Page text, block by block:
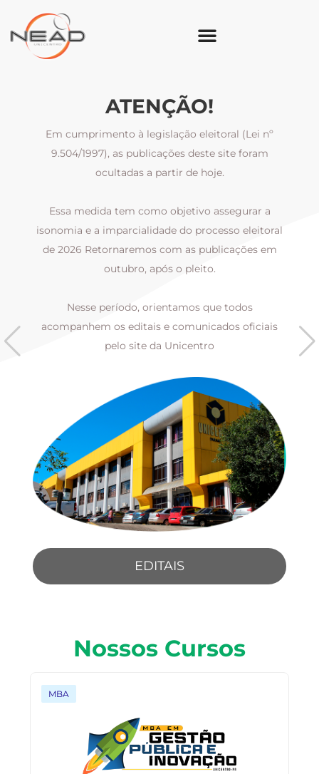
ATENÇÃO!
Em cumprimento à legislação eleitoral (Lei nº
9.504/1997), as publicações deste site foram
ocultadas a partir de hoje.
Essa medida tem como objetivo assegurar a
isonomia e a imparcialidade do processo eleitoral
de 2026 Retornaremos com as publicações em
outubro, após o pleito.
Nesse período, orientamos que todos
acompanhem os editais e comunicados oficiais
pelo site da Unicentro
EDITAIS
Nossos Cursos
MBA